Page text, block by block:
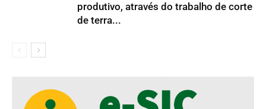
produtivo, através do trabalho de corte
de terra...